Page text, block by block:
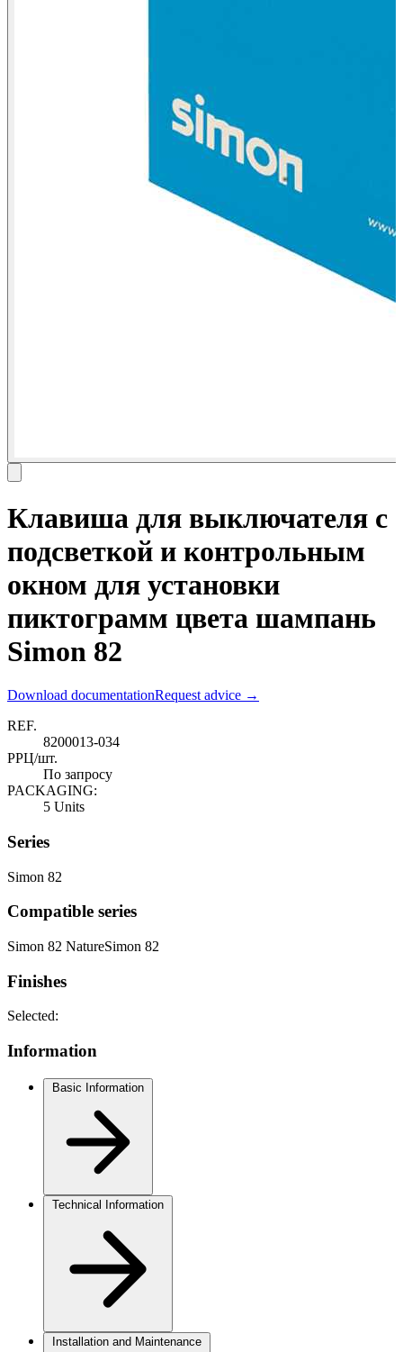
Клавиша для выключателя с
подсветкой и контрольным
окном для установки
пиктограмм цвета шампань
Simon 82
Download documentationRequest advice →
REF.
8200013-034
РРЦ/шт.
По запросу
PACKAGING:
5 Units
Series
Simon 82
Compatible series
Simon 82 NatureSimon 82
Finishes
Selected:
Information